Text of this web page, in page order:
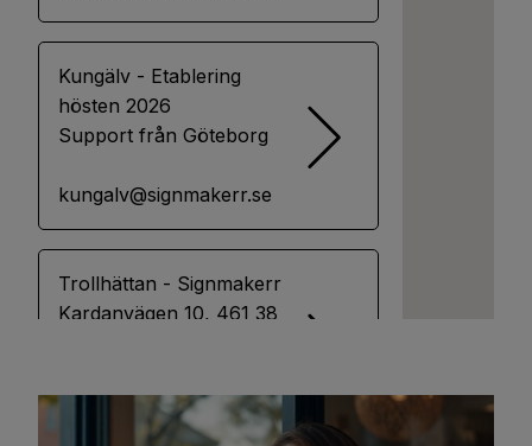
Kungälv - Etablering
hösten 2026
Support från Göteborg
kungalv@signmakerr.se
Trollhättan - Signmakerr
Kardanvägen 10, 461 38
trollhattan@signmakerr.se